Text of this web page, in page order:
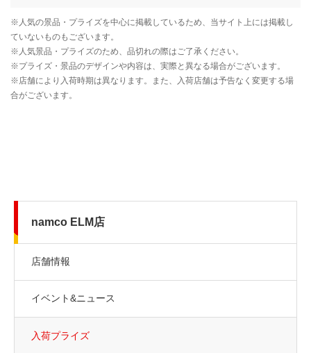
namco ELM店
店舗情報
イベント&ニュース
入荷プライズ